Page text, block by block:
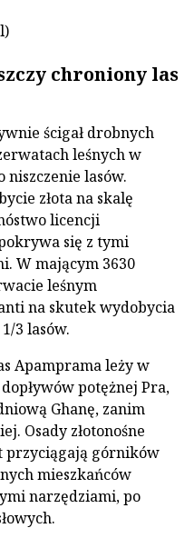
chroniony las
ścigał drobnych
leśnych w
niszczenie lasów.
złota na skalę
licencji
się z tymi
W mającym 3630
leśnym
na skutek wydobycia
3 lasów.
Apamprama leży w
potężnej Pra,
Ghanę, zanim
Osady złotonośne
przyciągają górników
mieszkańców
narzędziami, po